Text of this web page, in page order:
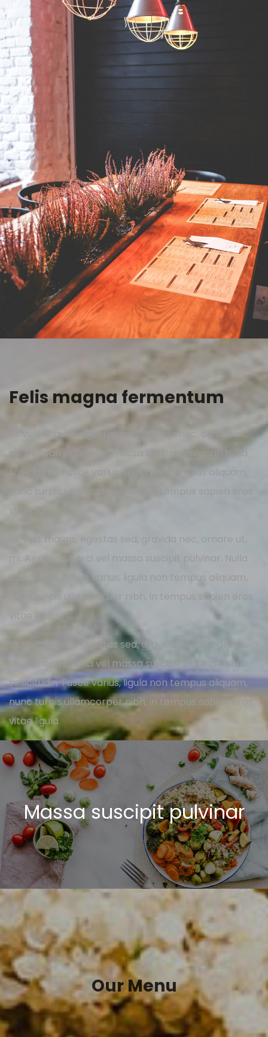
Aenean
Felis magna fermentum
Ut velit mauris, egestas sed, gravida nec, ornare ut,
mi. Aenean ut orci vel massa suscipit pulvinar. Nulla
sollicitudin. Fusce varius, ligula non tempus aliquam,
nunc turpis ullamcorper nibh, in tempus sapien eros
vitae ligula.
Ut velit mauris, egestas sed, gravida nec, ornare ut,
mi. Aenean ut orci vel massa suscipit pulvinar. Nulla
sollicitudin. Fusce varius, ligula non tempus aliquam,
nunc turpis ullamcorper nibh, in tempus sapien eros
vitae ligula.
Ut velit mauris, egestas sed, gravida nec, ornare ut,
mi. Aenean ut orci vel massa suscipit pulvinar. Nulla
sollicitudin. Fusce varius, ligula non tempus aliquam,
nunc turpis ullamcorper nibh, in tempus sapien eros
vitae ligula.
Massa suscipit pulvinar
Specialties
Our Menu